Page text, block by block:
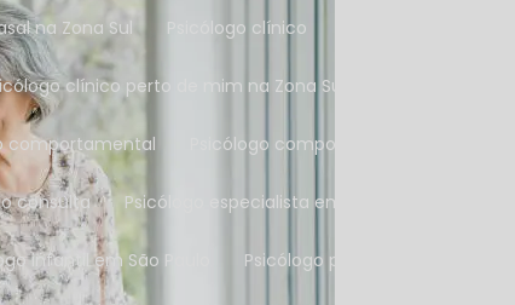
na Zona Sul Psicólogo clínico
clínico perto de mim na Zona Sul
comportamental Psicólogo comportamental
consulta Psicólogo especialista em autismo
infantil em São Paulo Psicólogo particular